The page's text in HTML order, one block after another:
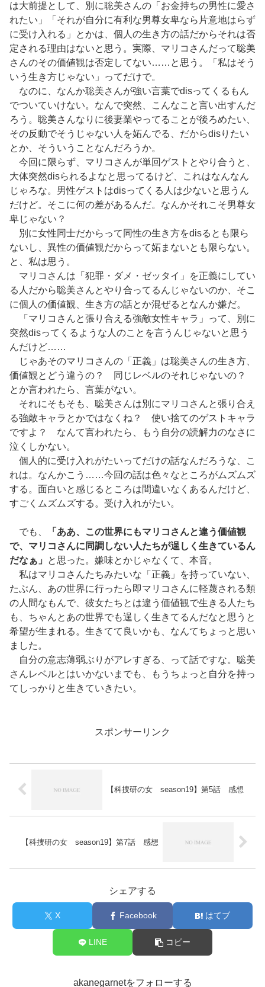
は大前提として、別に聡美さんの「お金持ちの男性に愛さ
れたい」「それが自分に有利な男尊女卑なら片意地はらず
に受け入れる」とかは、個人の生き方の話だからそれは否
定される理由はないと思う。実際、マリコさんだって聡美
さんのその価値観は否定してない……と思う。「私はそう
いう生き方じゃない」ってだけで。
なのに、なんか聡美さんが強い言葉でdisってくるもん
でついていけない。なんで突然、こんなこと言い出すんだ
ろう。聡美さんなりに後妻業やってることが後ろめたい、
その反動でそうじゃない人を妬んでる、だからdisりたい
とか、そういうことなんだろうか。
今回に限らず、マリコさんが単回ゲストとやり合うと、
大体突然disられるよなと思ってるけど、これはなんなん
じゃろな。男性ゲストはdisってくる人は少ないと思うん
だけど。そこに何の差があるんだ。なんかそれこそ男尊女
卑じゃない？
別に女性同士だからって同性の生き方をdisるとも限ら
ないし、異性の価値観だからって妬まないとも限らない。
と、私は思う。
マリコさんは「犯罪・ダメ・ゼッタイ」を正義にしてい
る人だから聡美さんとやり合ってるんじゃないのか、そこ
に個人の価値観、生き方の話とか混ぜるとなんか嫌だ。
「マリコさんと張り合える強敵女性キャラ」って、別に
突然disってくるような人のことを言うんじゃないと思う
んだけど……
じゃあそのマリコさんの「正義」は聡美さんの生き方、
価値観とどう違うの？ 同じレベルのそれじゃないの？
とか言われたら、言葉がない。
それにそもそも、聡美さんは別にマリコさんと張り合え
る強敵キャラとかではなくね？ 使い捨てのゲストキャラ
ですよ？ なんて言われたら、もう自分の読解力のなさに
泣くしかない。
個人的に受け入れがたいってだけの話なんだろうな、こ
れは。なんかこう……今回の話は色々なところがムズムズ
する。面白いと感じるところは間違いなくあるんだけど、
すごくムズムズする。受け入れがたい。
でも、
「ああ、この世界にもマリコさんと違う価値観
で、マリコさんに同調しない人たちが逞しく生きているん
だなぁ」
と思った。嫌味とかじゃなくて、本音。
私はマリコさんたちみたいな「正義」を持っていない、
たぶん、あの世界に行ったら即マリコさんに軽蔑される類
の人間なもんで、彼女たちとは違う価値観で生きる人たち
も、ちゃんとあの世界でも逞しく生きてるんだなと思うと
希望が生まれる。生きてて良いかも、なんてちょっと思い
ました。
自分の意志薄弱ぶりがアレすぎる、って話ですな。聡美
さんレベルとはいかないまでも、もうちょっと自分を持っ
てしっかりと生きていきたい。
スポンサーリンク
【科捜研の女 season19】第5話 感想
【科捜研の女 season19】第7話 感想
シェアする
X Facebook はてブ
LINE コピー
akanegarnetをフォローする